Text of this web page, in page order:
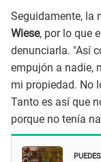
Seguidamente, la
Wiese, por lo que
denunciarla. "Así
empujón a nadie,
mi propiedad. No
Tanto es así que
porque no tenía